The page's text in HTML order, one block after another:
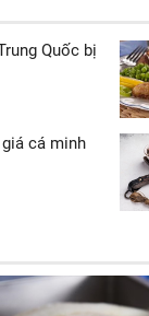
Quốc bị
cá minh